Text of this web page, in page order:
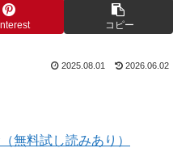
コピー
2025.08.01 2026.06.02
無料試し読みあり）